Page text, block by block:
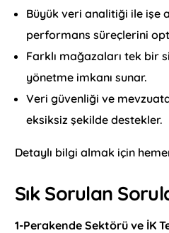
Büyük veri analitiği ile işe
performans süreçlerini
Farklı mağazaları tek bir
yönetme imkanı sunar.
Veri güvenliği ve
eksiksiz şekilde destekler.
Detaylı bilgi almak için
Sık Sorulan
1-Perakende Sektörü ve İK